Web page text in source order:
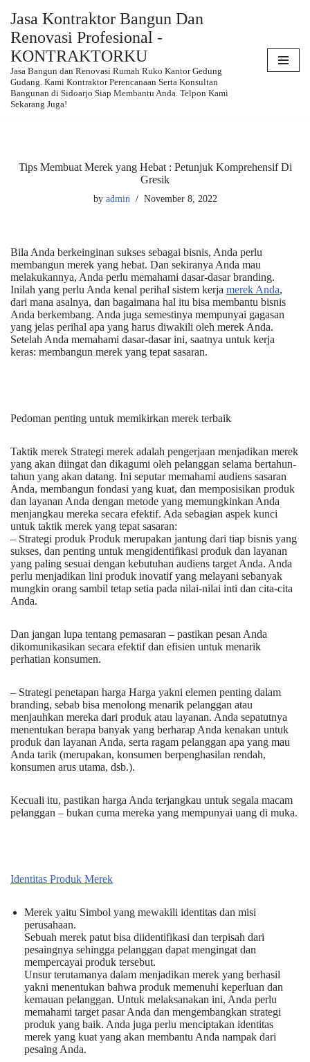
Skip
content
Jasa Kontraktor Bangun Dan
Renovasi Profesional -
KONTRAKTORKU
Jasa Bangun dan Renovasi Rumah Ruko Kantor Gedung
Gudang. Kami Kontraktor Perencanaan Serta Konsultan
Bangunan di Sidoarjo Siap Membantu Anda. Telpon Kami
Sekarang Juga!
Tips Membuat Merek yang Hebat : Petunjuk Komprehensif Di
Gresik
by admin November 8, 2022
Bila Anda berkeinginan sukses sebagai bisnis, Anda perlu
membangun merek yang hebat. Dan sekiranya Anda mau
melakukannya, Anda perlu memahami dasar-dasar branding.
Inilah yang perlu Anda kenal perihal sistem kerja merek Anda,
dari mana asalnya, dan bagaimana hal itu bisa membantu bisnis
Anda berkembang. Anda juga semestinya mempunyai gagasan
yang jelas perihal apa yang harus diwakili oleh merek Anda.
Setelah Anda memahami dasar-dasar ini, saatnya untuk kerja
keras: membangun merek yang tepat sasaran.
Pedoman penting untuk memikirkan merek terbaik
Taktik merek Strategi merek adalah pengerjaan menjadikan merek
yang akan diingat dan dikagumi oleh pelanggan selama bertahun-
tahun yang akan datang. Ini seputar memahami audiens sasaran
Anda, membangun fondasi yang kuat, dan memposisikan produk
dan layanan Anda dengan metode yang memungkinkan Anda
menjangkau mereka secara efektif. Ada sebagian aspek kunci
untuk taktik merek yang tepat sasaran:
– Strategi produk Produk merupakan jantung dari tiap bisnis yang
sukses, dan penting untuk mengidentifikasi produk dan layanan
yang paling sesuai dengan kebutuhan audiens target Anda. Anda
perlu menjadikan lini produk inovatif yang melayani sebanyak
mungkin orang sambil tetap setia pada nilai-nilai inti dan cita-cita
Anda.
Dan jangan lupa tentang pemasaran – pastikan pesan Anda
dikomunikasikan secara efektif dan efisien untuk menarik
perhatian konsumen.
– Strategi penetapan harga Harga yakni elemen penting dalam
branding, sebab bisa menolong menarik pelanggan atau
menjauhkan mereka dari produk atau layanan. Anda sepatutnya
menentukan berapa banyak yang berharap Anda kenakan untuk
produk dan layanan Anda, serta ragam pelanggan apa yang mau
Anda tarik (merupakan, konsumen berpenghasilan rendah,
konsumen arus utama, dsb.).
Kecuali itu, pastikan harga Anda terjangkau untuk segala macam
pelanggan – bukan cuma mereka yang mempunyai uang di muka.
Identitas Produk Merek
Merek yaitu Simbol yang mewakili identitas dan misi
perusahaan.
Sebuah merek patut bisa diidentifikasi dan terpisah dari
pesaingnya sehingga pelanggan dapat mengingat dan
mempercayai produk tersebut.
Unsur terutamanya dalam menjadikan merek yang berhasil
yakni menentukan bahwa produk memenuhi keperluan dan
kemauan pelanggan. Untuk melaksanakan ini, Anda perlu
memahami target pasar Anda dan mengembangkan strategi
produk yang baik. Anda juga perlu menciptakan identitas
merek yang kuat yang akan membantu Anda nampak dari
pesaing Anda.